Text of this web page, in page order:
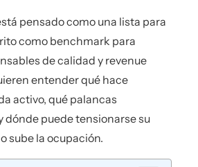
pensado como una lista para
como benchmark para
de calidad y revenue
entender qué hace
activo, qué palancas
dónde puede tensionarse su
sube la ocupación.